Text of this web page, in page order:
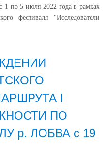
по 5 июля 2022 года в рамках
фестиваля "Исследователи
I
ПО
р. ЛОБВА с 19